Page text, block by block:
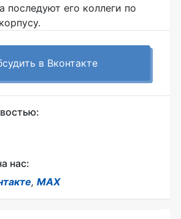
последуют его коллеги по
в Вконтакте
нас:
, MAX